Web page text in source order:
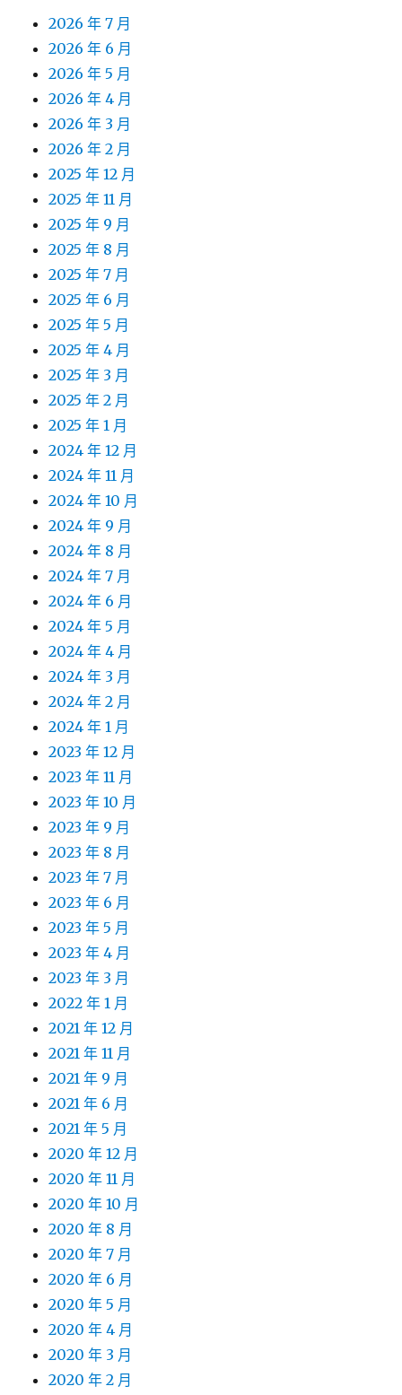
2026 年 7 月
2026 年 6 月
2026 年 5 月
2026 年 4 月
2026 年 3 月
2026 年 2 月
2025 年 12 月
2025 年 11 月
2025 年 9 月
2025 年 8 月
2025 年 7 月
2025 年 6 月
2025 年 5 月
2025 年 4 月
2025 年 3 月
2025 年 2 月
2025 年 1 月
2024 年 12 月
2024 年 11 月
2024 年 10 月
2024 年 9 月
2024 年 8 月
2024 年 7 月
2024 年 6 月
2024 年 5 月
2024 年 4 月
2024 年 3 月
2024 年 2 月
2024 年 1 月
2023 年 12 月
2023 年 11 月
2023 年 10 月
2023 年 9 月
2023 年 8 月
2023 年 7 月
2023 年 6 月
2023 年 5 月
2023 年 4 月
2023 年 3 月
2022 年 1 月
2021 年 12 月
2021 年 11 月
2021 年 9 月
2021 年 6 月
2021 年 5 月
2020 年 12 月
2020 年 11 月
2020 年 10 月
2020 年 8 月
2020 年 7 月
2020 年 6 月
2020 年 5 月
2020 年 4 月
2020 年 3 月
2020 年 2 月